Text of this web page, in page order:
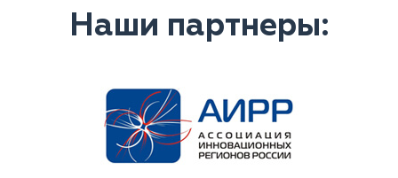
Наши партнеры: